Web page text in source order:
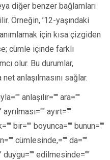
diğer benzer bağlamları
Örneğin, ’12-yaşındaki
için kısa çizgiden
cümle içinde farklı
olur. Bu durumlar,
anlaşılmasını sağlar.
anlaşılır="" ara=""
ayırt=""
bir="" boyunca="" bunun=""
cümlesinde,="" da=""
duygu="" edilmesinde=""